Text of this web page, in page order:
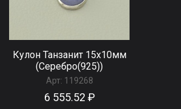
Кулон Танзанит 15х10мм
(Серебро(925))
Арт: 119268
6 555.52 ₽